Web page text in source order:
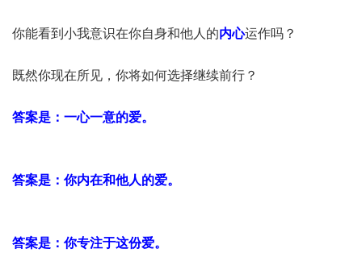
你能看到小我意识在你自身和他人的内心运作吗？
既然你现在所见，你将如何选择继续前行？
答案是：一心一意的爱。
答案是：你内在和他人的爱。
答案是：你专注于这份爱。